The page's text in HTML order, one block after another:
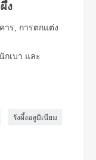
ง
าร, การตกแต่ง
กเบา และ
รังผึ้งอลูมิเนียม